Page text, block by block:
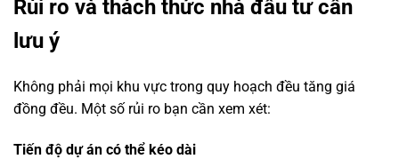
Rủi ro và thách thức nhà đầu tư cần
lưu ý
Không phải mọi khu vực trong quy hoạch đều tăng giá
đồng đều. Một số rủi ro bạn cần xem xét:
Tiến độ dự án có thể kéo dài